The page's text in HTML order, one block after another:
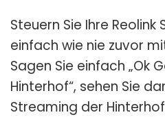
Steuern Sie Ihre
einfach wie nie zuvor
Sagen Sie einfach „Ok
Hinterhof“, sehen Sie
Streaming der